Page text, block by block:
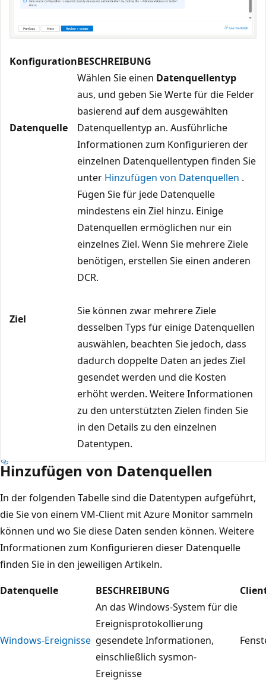
KonfigurationBESCHREIBUNG
Datenquelle
Wählen Sie einen Datenquellentyp
aus, und geben Sie Werte für die Felder
basierend auf dem ausgewählten
Datenquellentyp an. Ausführliche
Informationen zum Konfigurieren der
einzelnen Datenquellentypen finden Sie
unter Hinzufügen von Datenquellen .
Ziel
Fügen Sie für jede Datenquelle
mindestens ein Ziel hinzu. Einige
Datenquellen ermöglichen nur ein
einzelnes Ziel. Wenn Sie mehrere Ziele
benötigen, erstellen Sie einen anderen
DCR.
Sie können zwar mehrere Ziele
desselben Typs für einige Datenquellen
auswählen, beachten Sie jedoch, dass
dadurch doppelte Daten an jedes Ziel
gesendet werden und die Kosten
erhöht werden. Weitere Informationen
zu den unterstützten Zielen finden Sie
in den Details zu den einzelnen
Datentypen.
Hinzufügen von Datenquellen
In der folgenden Tabelle sind die Datentypen aufgeführt,
die Sie von einem VM-Client mit Azure Monitor sammeln
können und wo Sie diese Daten senden können. Weitere
Informationen zum Konfigurieren dieser Datenquelle
finden Sie in den jeweiligen Artikeln.
Datenquelle
BESCHREIBUNG
Windows-Ereignisse
An das Windows-System für die
Ereignisprotokollierung
gesendete Informationen,
einschließlich sysmon-
Ereignisse